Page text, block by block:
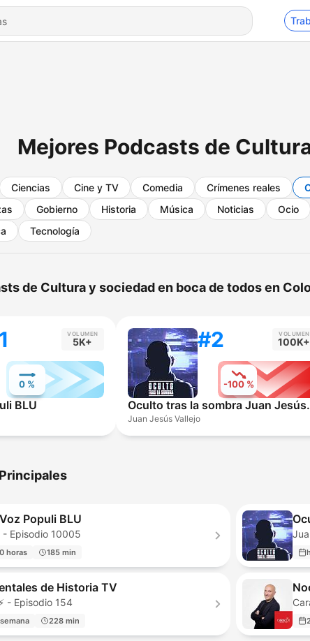
Mejores Podcasts de
Ciencias Cine y TV Comedia Crímenes reales
Gobierno Historia Música Noticias Ocio
Tecnología
de Cultura y sociedad en boca de todos en
VOLUMEN
5K+
0 %
BLU
#2 VOLUMEN
100K+
-100 %
Oculto
Juan Jesús Vallejo
Populi BLU
- Episodio 10005
horas 185 min
de Historia TV
- Episodio 154
228 min